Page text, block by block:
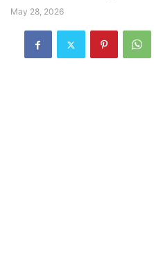
May 28, 2026